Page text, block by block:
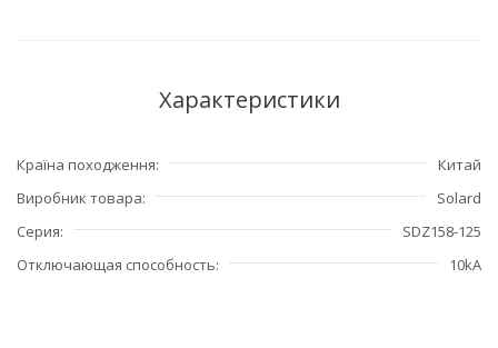
Характеристики
Країна походження
Китай
Виробник товара
Solard
Серия
SDZ158-125
Отключающая способность
10kA